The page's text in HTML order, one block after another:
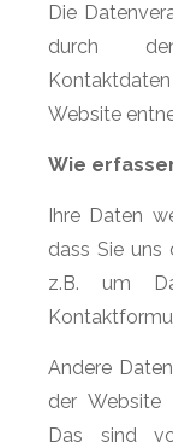
Die
durch
Website
Wie
Ihre Daten
dass Sie uns
z.B. um
Andere
der Website
Das sind